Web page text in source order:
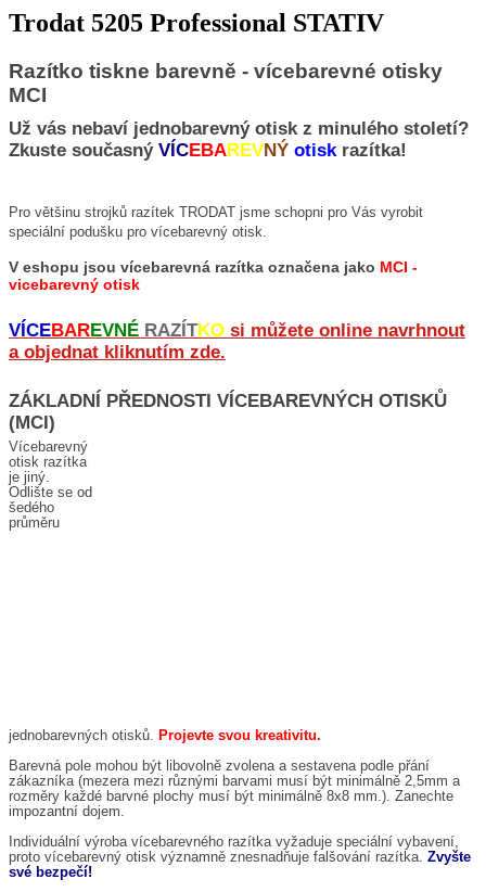
Trodat 5205 Professional STATIV
Razítko tiskne barevně - vícebarevné otisky
MCI
Už vás nebaví jednobarevný otisk z minulého století?
Zkuste současný VÍCEBAREVNÝ otiskrazítka!
Pro většinu strojků razítek TRODAT jsme schopni pro Vás vyrobit
speciální podušku pro vícebarevný otisk.
V eshopu jsou vícebarevná razítka označena jako MCI -
vicebarevný otisk
VÍCEBAREVNÉ RAZÍTKO si můžete online navrhnout
a objednat kliknutím zde.
ZÁKLADNÍ PŘEDNOSTI VÍCEBAREVNÝCH OTISKŮ
(MCI)
Vícebarevný
otisk razítka
je jiný.
Odlište se od
šedého
průměru
jednobarevných otisků.
Projevte svou kreativitu.
Barevná pole mohou být libovolně zvolena a sestavena podle přání
zákazníka (mezera mezi různými barvami musí být minimálně 2,5mm a
rozměry každé barvné plochy musí být minimálně 8x8 mm.). Zanechte
impozantní dojem.
Individuální výroba vícebarevného razítka vyžaduje speciální vybavení,
proto vícebarevný otisk významně znesnadňuje falšování razítka. Zvyšte
své bezpečí!